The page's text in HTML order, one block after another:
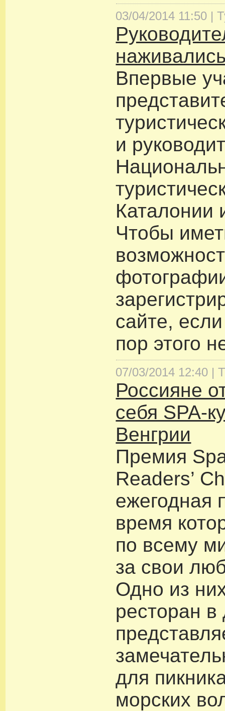
03/04/2014 11:50 |
Впервые
и
Каталонии
Чтобы
сайте,
пор этого
07/03/2014 12:40 |
Россияне
себя SPA-
Венгрии
Премия
Readers’
ежегодная
время
по всему
за свои
Одно из
ресторан в
для
морских